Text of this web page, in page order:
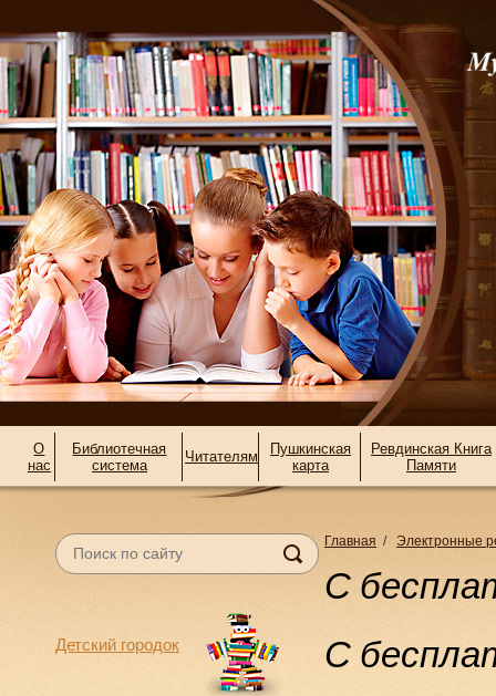
О
нас
Библиотечная
система
Читателям
Пушкинская
карта
Ревдинская Книга
Памяти
Детский городок
Главная / Электронные
С
С